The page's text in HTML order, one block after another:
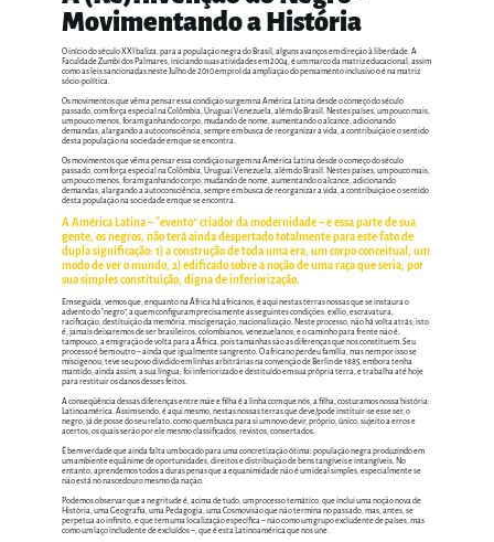
Movimentando a História
O início do século XXI baliza, para a população negra do Brasil, alguns avanços em direção à liberdade. A
Faculdade Zumbi dos Palmares, iniciando suas atividades em 2004, é um marco da matriz educacional, assim
como as leis sancionadas neste Julho de 2010 em prol da ampliação do pensamento inclusivo o é na matriz
sócio-política.
Os movimentos que vêm a pensar essa condição surgem na América Latina desde o começo do século
passado, com força especial na Colômbia, Uruguai Venezuela, além do Brasil. Nestes países, um pouco mais,
um pouco menos, foram ganhando corpo, mudando de nome, aumentando o alcance, adicionando
demandas, alargando a autoconsciência, sempre em busca de reorganizar a vida, a contribuição e o sentido
desta população na sociedade em que se encontra.
Os movimentos que vêm a pensar essa condição surgem na América Latina desde o começo do século
passado, com força especial na Colômbia, Uruguai Venezuela, além do Brasil. Nestes países, um pouco mais,
um pouco menos, foram ganhando corpo, mudando de nome, aumentando o alcance, adicionando
demandas, alargando a autoconsciência, sempre em busca de reorganizar a vida, a contribuição e o sentido
desta população na sociedade em que se encontra.
A América Latina – “evento” criador da modernidade – e essa parte de sua
gente, os negros, não terá ainda despertado totalmente para este fato de
dupla significação: 1) a construção de toda uma era, um corpo conceitual, um
modo de ver o mundo, 2) edificado sobre a noção de uma raça que seria, por
sua simples constituição, digna de inferiorização.
Em seguida, vemos que, enquanto na África há africanos, é aqui nestas terras nossas que se instaura o
advento do “negro”, a quem configuram precisamente as seguintes condições: exílio, escravatura,
racificação, destituição da memória, miscigenação, nacionalização. Neste processo, não há volta atrás; isto
é, jamais deixaremos de ser brasileiros, colombianos, venezuelanos; e o caminho para frente não é,
tampouco, a emigração de volta para a África, pois tamanhas são as diferenças que nos constituem. Seu
processo é bem outro – ainda que igualmente sangrento. O africano perdeu família, mas nem por isso se
miscigenou; teve seu povo dividido em linhas arbitrárias na convenção de Berlin de 1885, embora tenha
mantido, ainda assim, a sua língua; foi inferiorizado e destituído em sua própria terra, e trabalha até hoje
para restituir os danos desses feitos.
A conseqüência dessas diferenças entre mãe e filha é a linha com que nós, a filha, costuramos nossa história:
Latinoamérica. Assim sendo, é aqui mesmo, nestas nossas terras que deve/pode instituir-se esse ser, o
negro, já de posse do seu relato, como quem busca para si um novo devir, próprio, único, sujeito a erros e
acertos, os quais serão por ele mesmo classificados, revistos, consertados.
É bem verdade que ainda falta um bocado para uma concretização ótima: população negra produzindo em
um ambiente equânime de oportunidades, direitos e distribuição de bens tangíveis e intangíveis. No
entanto, aprendemos todos a duras penas que a equanimidade não é um ideal simples, especialmente se
não está no nascedouro mesmo da nação.
Podemos observar que a negritude é, acima de tudo, um processo temático, que inclui uma noção nova de
História, uma Geografia, uma Pedagogia, uma Cosmovisão que não termina no passado, mas, antes, se
perpetua ao infinito, e que tem uma localização específica – não como um grupo excludente de países, mas
como um laço includente de excluídos –, que é esta Latinoamérica que nos une.